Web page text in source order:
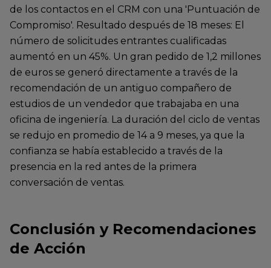
de los contactos en el CRM con una 'Puntuación de
Compromiso'. Resultado después de 18 meses: El
número de solicitudes entrantes cualificadas
aumentó en un 45%. Un gran pedido de 1,2 millones
de euros se generó directamente a través de la
recomendación de un antiguo compañero de
estudios de un vendedor que trabajaba en una
oficina de ingeniería. La duración del ciclo de ventas
se redujo en promedio de 14 a 9 meses, ya que la
confianza se había establecido a través de la
presencia en la red antes de la primera
conversación de ventas.
Conclusión y Recomendaciones
de Acción